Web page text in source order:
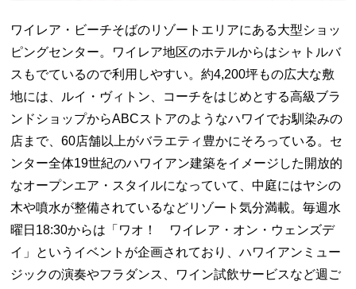
ワイレア・ビーチそばのリゾートエリアにある大型ショッ
ピングセンター。ワイレア地区のホテルからはシャトルバ
スもでているので利用しやすい。約4,200坪もの広大な敷
地には、ルイ・ヴィトン、コーチをはじめとする高級ブラ
ンドショップからABCストアのようなハワイでお馴染みの
店まで、60店舗以上がバラエティ豊かにそろっている。セ
ンター全体19世紀のハワイアン建築をイメージした開放的
なオープンエア・スタイルになっていて、中庭にはヤシの
木や噴水が整備されているなどリゾート気分満載。毎週水
曜日18:30からは「ワオ！ ワイレア・オン・ウェンズデ
イ」というイベントが企画されており、ハワイアンミュー
ジックの演奏やフラダンス、ワイン試飲サービスなど週ご